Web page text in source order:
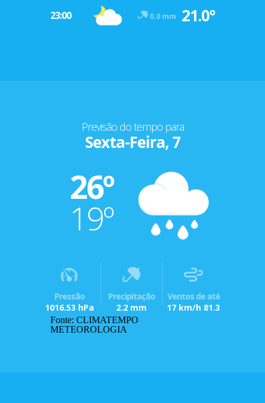
23:00 0.0 mm 21.0º
Previsão do tempo para
Sexta-Feira, 7
26º
19º
Pressão
1016.53 hPa
Precipitação
2.2 mm
Ventos de até
17 km/h 81.3
Fonte: CLIMATEMPO
METEOROLOGIA